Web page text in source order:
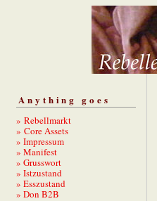
Anything goes
» Rebellmarkt
» Core Assets
» Impressum
» Manifest
» Grusswort
» Istzustand
» Esszustand
» Don B2B